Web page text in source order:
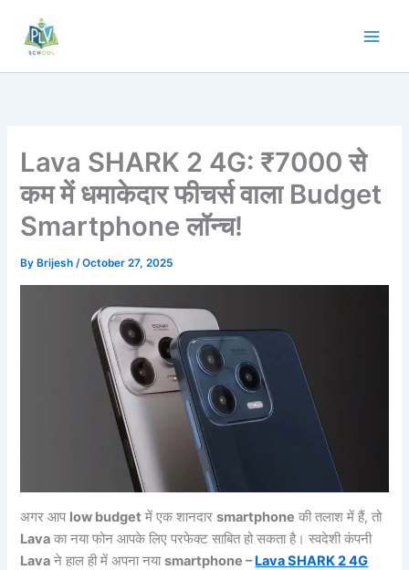
content
Lava SHARK 2 4G: ₹7000 से
कम में धमाकेदार फीचर्स वाला Budget
Smartphone लॉन्च!
By Brijesh/October 27, 2025
अगर आप low budget में एक शानदारsmartphone की तलाश में हैं, तो
Lava का नया फोन आपके लिए परफेक्ट साबित हो सकता है। स्वदेशी कंपनी
Lava ने हाल ही में अपना नयाsmartphone –Lava SHARK 2 4G